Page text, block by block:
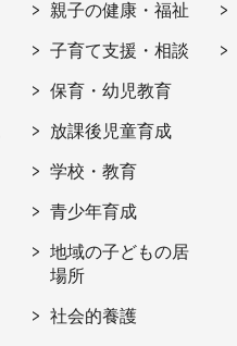
親子の健康・福祉
子育て支援・相談
保育・幼児教育
放課後児童育成
学校・教育
青少年育成
地域の子どもの居
場所
社会的養護